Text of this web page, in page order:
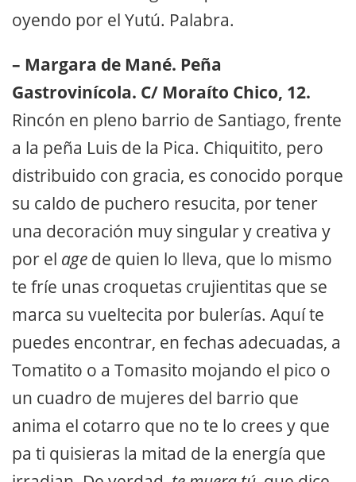
oyendo por el Yutú. Palabra.
– Margara de Mané. Peña
Gastrovinícola. C/ Moraíto Chico, 12.
Rincón en pleno barrio de Santiago, frente
a la peña Luis de la Pica. Chiquitito, pero
distribuido con gracia, es conocido porque
su caldo de puchero resucita, por tener
una decoración muy singular y creativa y
por el age de quien lo lleva, que lo mismo
te fríe unas croquetas crujientitas que se
marca su vueltecita por bulerías. Aquí te
puedes encontrar, en fechas adecuadas, a
Tomatito o a Tomasito mojando el pico o
un cuadro de mujeres del barrio que
anima el cotarro que no te lo crees y que
pa ti quisieras la mitad de la energía que